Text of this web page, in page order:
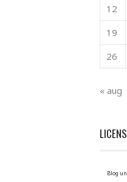
12
19
26
« aug
Blog